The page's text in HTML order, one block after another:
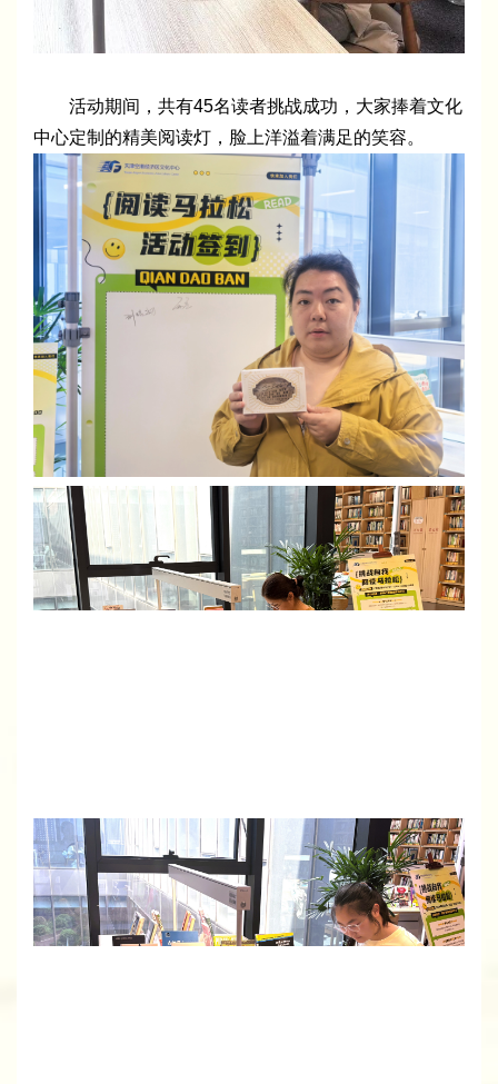
活动期间，共有45名读者挑战成功，大家捧着文化
中心定制的精美阅读灯，脸上洋溢着满足的笑容。